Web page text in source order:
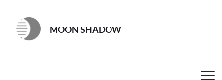
MOON SHADOW